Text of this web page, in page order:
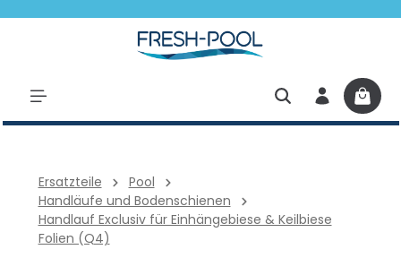
Ersatzteile
Pool
Handläufe und Bodenschienen
Handlauf Exclusiv für Einhängebiese & Keilbiese
Folien (Q4)